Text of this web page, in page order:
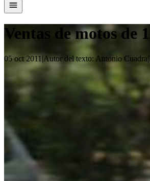
Ventas de motos de
05 oct 2011|Autor del texto: Antonio Cuadra|